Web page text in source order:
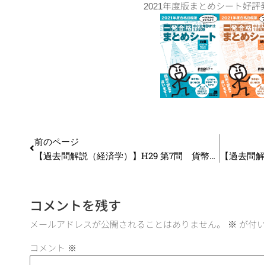
2021年度版まとめシート好評
前のページ
【過去問解説（経済学）】H29 第7問 貨幣供給
コメントを残す
メールアドレスが公開されることはありません。 ※ が付
コメント ※